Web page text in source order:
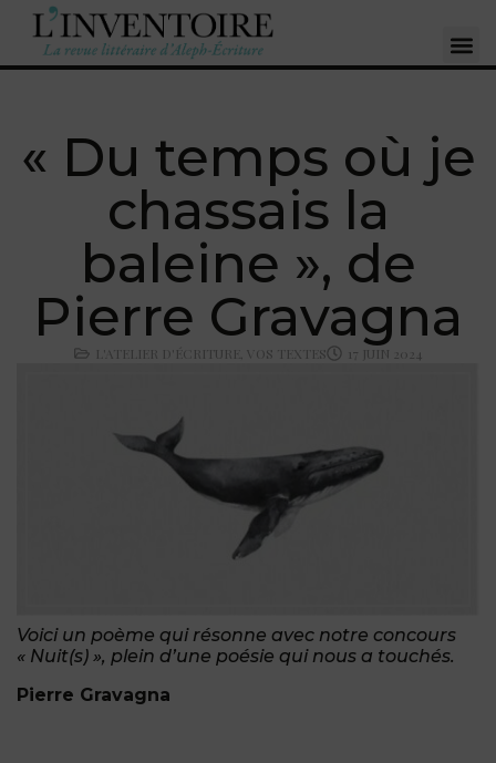
« Du temps où je
chassais la
baleine », de
Pierre Gravagna
L'ATELIER D'ÉCRITURE VOS TEXTES 17 JUIN 2024
Voici un poème qui résonne avec notre concours
« Nuit(s) », plein d’une poésie qui nous a touchés.
Pierre Gravagna